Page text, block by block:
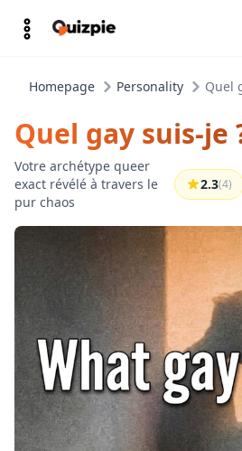
Homepage Personality Quel
Quel gay suis-je
Votre archétype queer
exact révélé à travers le
pur chaos
2.3(4)